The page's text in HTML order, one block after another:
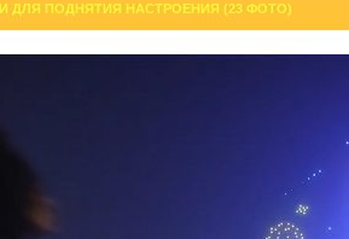
ДЛЯ ПОДНЯТИЯ НАСТРОЕНИЯ (23 ФОТО)